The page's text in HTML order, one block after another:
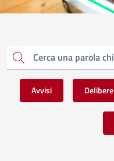
Cerca una parola chiave
Avvisi Delibere